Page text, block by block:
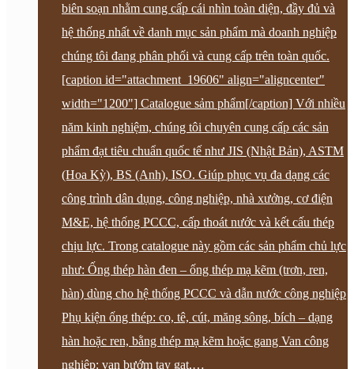
biên soạn nhằm cung cấp cái nhìn toàn diện, đầy đủ và
hệ thống nhất về danh mục sản phẩm mà doanh nghiệp
chúng tôi đang phân phối và cung cấp trên toàn quốc.
[caption id="attachment_19606" align="aligncenter"
width="1200"] Catalogue sảm phẩm[/caption] Với nhiều
năm kinh nghiệm, chúng tôi chuyên cung cấp các sản
phẩm đạt tiêu chuẩn quốc tế như JIS (Nhật Bản), ASTM
(Hoa Kỳ), BS (Anh), ISO. Giúp phục vụ đa dạng các
công trình dân dụng, công nghiệp, nhà xưởng, cơ điện
M&E, hệ thống PCCC, cấp thoát nước và kết cấu thép
chịu lực. Trong catalogue này gồm các sản phẩm chủ lực
như: Ống thép hàn đen – ống thép mạ kẽm (trơn, ren,
hàn) dùng cho hệ thống PCCC và dẫn nước công nghiệp
Phụ kiện ống thép: co, tê, cút, măng sông, bích – dạng
hàn hoặc ren, bằng thép mạ kẽm hoặc gang Van công
nghiệp: van bướm tay gạt,…